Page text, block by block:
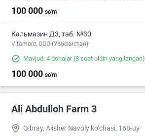
100 000 so'm
Кальмазин Д3, таб. №30
Vitamore, OOO (Узбекистан)
Mavjud: 4 donalar(3 soat oldin yangilangan)
100 000 so'm
Ali Abdulloh Farm 3
Qibray, Alisher Navoiy ko‘chasi, 168-uy